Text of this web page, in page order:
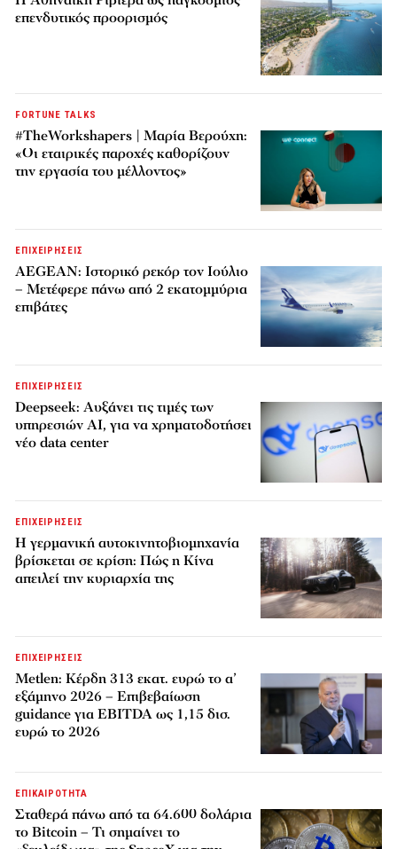
επενδυτικός προορισμός
FORTUNE TALKS
#TheWorkshapers | Μαρία Βερούχη:
«Οι εταιρικές παροχές καθορίζουν
την εργασία του μέλλοντος»
ΕΠΙΧΕΙΡΗΣΕΙΣ
AEGEAN: Ιστορικό ρεκόρ τον Ιούλιο
– Μετέφερε πάνω από 2 εκατομμύρια
επιβάτες
ΕΠΙΧΕΙΡΗΣΕΙΣ
Deepseek: Αυξάνει τις τιμές των
υπηρεσιών AI, για να χρηματοδοτήσει
νέο data center
ΕΠΙΧΕΙΡΗΣΕΙΣ
Η γερμανική αυτοκινητοβιομηχανία
βρίσκεται σε κρίση: Πώς η Κίνα
απειλεί την κυριαρχία της
ΕΠΙΧΕΙΡΗΣΕΙΣ
Metlen: Κέρδη 313 εκατ. ευρώ το α’
εξάμηνο 2026 – Επιβεβαίωση
guidance για EBITDA ως 1,15 δισ.
ευρώ το 2026
ΕΠΙΚΑΙΡΟΤΗΤΑ
Σταθερά πάνω από τα 64.600 δολάρια
το Bitcoin – Τι σημαίνει το